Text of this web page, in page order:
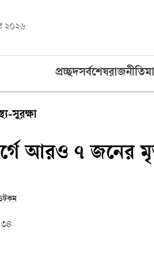
২০২৬
প্রচ্ছদসর্বশেষরাজনীতি
সুরক্ষা
আরও ৭ জনের